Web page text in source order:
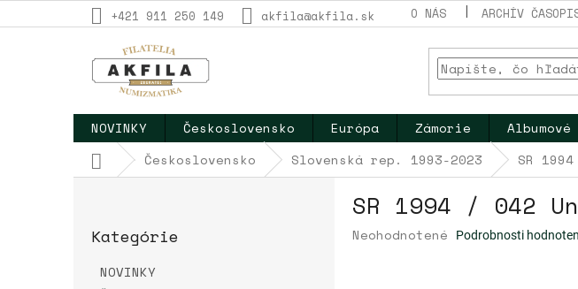
na
+421 911 250 149 akfila@akfila.sk O NÁS ARCHÍV
NOVINKY Československo Európa Zámorie
DomovČeskoslovensko Slovenská rep. 1993-2023 SR 1994
B
kategórie
Kategórie
NOVINKY
SR 1994 / 042
Priemerné
Neohodnotené Podrobnosti